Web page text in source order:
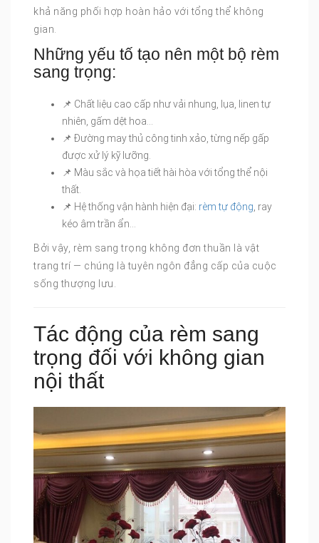
khả năng phối hợp hoàn hảo với tổng thể không
gian.
Những yếu tố tạo nên một bộ rèm
sang trọng:
📌 Chất liệu cao cấp như vải nhung, lụa, linen tự
nhiên, gấm dệt hoa…
📌 Đường may thủ công tinh xảo, từng nếp gấp
được xử lý kỹ lưỡng.
📌 Màu sắc và họa tiết hài hòa với tổng thể nội
thất.
📌 Hệ thống vận hành hiện đại: rèm tự động , ray
kéo âm trần ẩn…
Bởi vậy, rèm sang trọng không đơn thuần là vật
trang trí — chúng là tuyên ngôn đẳng cấp của cuộc
sống thượng lưu.
Tác động của rèm sang
trọng đối với không gian
nội thất